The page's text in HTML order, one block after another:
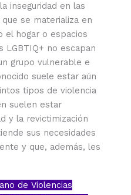
inseguridad en las
se materializa en
el hogar o espacios
LGBTIQ+ no escapan
grupo vulnerable e
suele estar aún
tipos de violencia
suelen estar
y la revictimización
sus necesidades
y que, además, les
de Violencias